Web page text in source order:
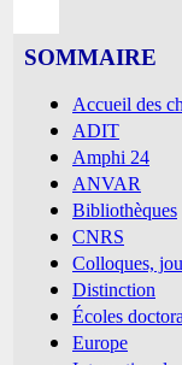
SOMMAIRE
Accueil des
ADIT
Amphi 24
ANVAR
Bibliothèques
CNRS
Colloques,
Distinction
Écoles
Europe